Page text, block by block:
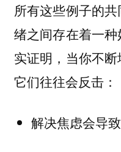
所有这些例子的
绪之间存在着一
实证明，当你不
它们往往会反击：
解决焦虑会导致